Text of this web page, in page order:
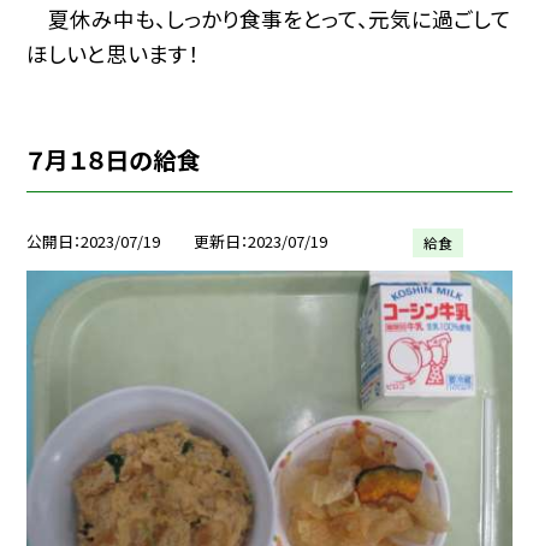
夏休み中も、しっかり食事をとって、元気に過ごして
ほしいと思います！
７月１８日の給食
公開日 2023/07/19 更新日 2023/07/19 給食